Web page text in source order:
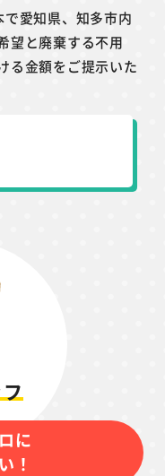
愛知県、知多市内
望と廃棄する不用
る金額をご提示いた
に
！